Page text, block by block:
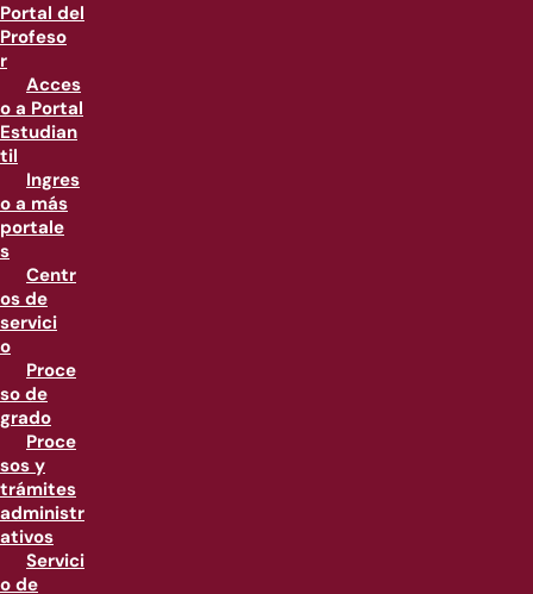
Portal del
Profeso
r
Acces
o a Portal
Estudian
til
Ingres
o a más
portale
s
Centr
os de
servici
o
Proce
so de
grado
Proce
sos y
trámites
administr
ativos
Servici
o de